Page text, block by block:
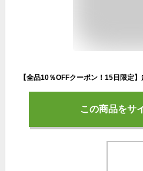
この商品をサ